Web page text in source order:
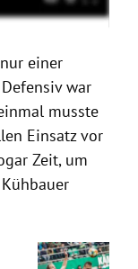
einer
war
musste
Einsatz vor
Zeit, um